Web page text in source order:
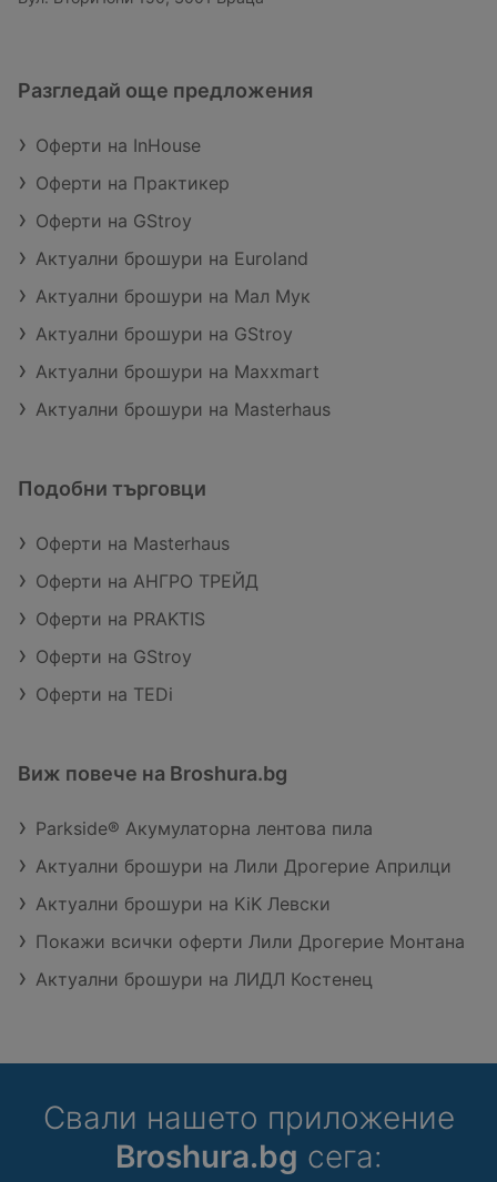
Разгледай още предложения
Оферти на InHouse
Оферти на Практикер
Оферти на GStroy
Актуални брошури на Euroland
Актуални брошури на Мал Мук
Актуални брошури на GStroy
Актуални брошури на Maxxmart
Актуални брошури на Masterhaus
Подобни търговци
Оферти на Masterhaus
Оферти на АНГРО ТРЕЙД
Оферти на PRAKTIS
Оферти на GStroy
Оферти на TEDi
Виж повече на Broshura.bg
Parkside® Акумулаторна лентова пила
Актуални брошури на Лили Дрогерие Априлци
Актуални брошури на KiK Левски
Покажи всички оферти Лили Дрогерие Монтана
Актуални брошури на ЛИДЛ Костенец
Свали нашето приложение
Broshura.bg сега: